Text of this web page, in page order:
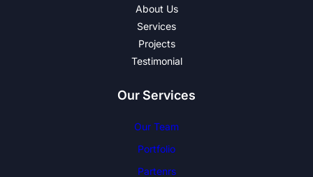
About Us
Services
Projects
Testimonial
Our Services
Our Team
Portfolio
Partenrs